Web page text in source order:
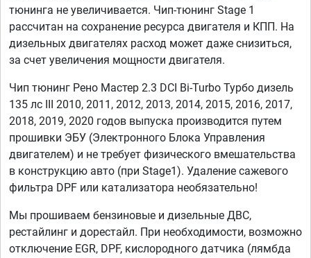
тюнинга не увеличивается. Чип-тюнинг Stage 1
рассчитан на сохранение ресурса двигателя и КПП. На
дизельных двигателях расход может даже снизиться,
за счет увеличения мощности двигателя.
Чип тюнинг Рено Мастер 2.3 DCI Bi-Turbo Турбо дизель
135 лс III 2010, 2011, 2012, 2013, 2014, 2015, 2016, 2017,
2018, 2019, 2020 годов выпуска производится путем
прошивки ЭБУ (Электронного Блока Управления
двигателем) и не требует физического вмешательства
в конструкцию авто (при Stage1). Удаление сажевого
фильтра DPF или катализатора необязательно!
Мы прошиваем бензиновые и дизельные ДВС,
рестайлинг и дорестайл. При необходимости, возможно
отключение EGR, DPF, кислородного датчика (лямбда